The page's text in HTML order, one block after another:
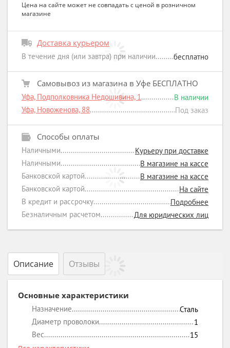
Цена на сайте может не совпадать с ценой в розничном
магазине
Доставка курьером
В течение дня (или завтра) при наличии бесплатно
Самовывоз из магазина в Уфе БЕСПЛАТНО
Уфа, Подполковника Недошивина, 1
В наличии
Уфа, Новоженова, 88
Под заказ
Способы оплаты
Наличными
Курьеру при доставке
Наличными
В магазине на кассе
Банковской картой
В магазине на кассе
Банковской картой
На сайте
В кредит и рассрочку
Подробнее
Безналичным расчетом
Для юридических лиц
Описание Отзывы
Основные характеристики
Назначение
Сталь
Диаметр проволоки
1
Вес
15